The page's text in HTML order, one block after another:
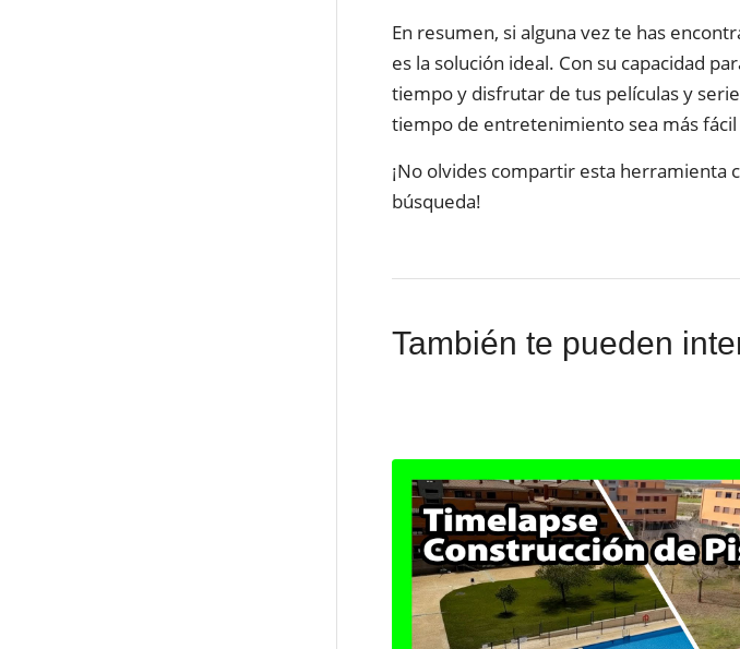
En resumen, si alguna vez te has
es la solución ideal. Con su capacidad
tiempo y disfrutar de tus películas y
tiempo de entretenimiento sea más
¡No olvides compartir esta herramienta
búsqueda!
También te pueden